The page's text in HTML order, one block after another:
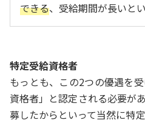
できる、受給期間が長いと
特定受給資格者
もっとも、この2つの優遇を
資格者」と認定される必要が
募したからといって当然に特